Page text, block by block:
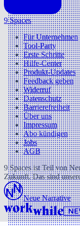
9 Spaces
Für Unternehmen
Tool-Party
Erste Schritte
Hilfe-Center
Produkt-Updates
Feedback geben
Widerruf
Datenschutz
Barrierefreiheit
Über uns
Impressum
Abo kündigen
Jobs
AGB
9 Spaces ist Teil von
Zukunft. Das sind
Neue Narrative